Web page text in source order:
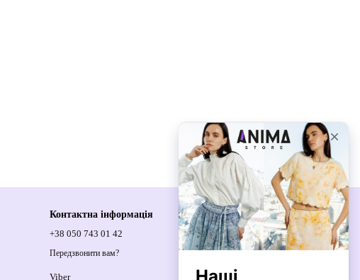
Контактна інформація
+38 050 743 01 42
Передзвонити вам?
Viber
Спортивна площа, 1, м.Київ, 01021,
Україна